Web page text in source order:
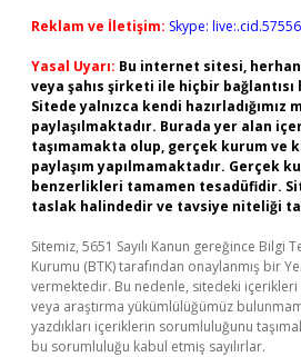
Reklam ve İletişim: Skype:
Yasal Uyarı: Bu internet sitesi,
veya şahıs şirketi ile hiçbir
Sitede yalnızca kendi hazırladığımız
paylaşılmaktadır. Burada yer alan
taşımamakta olup, gerçek kurum ve
paylaşım yapılmamaktadır. Gerçek
benzerlikleri tamamen tesadüfidir.
taslak halindedir ve tavsiye niteliği
Sitemiz, 5651 Sayılı Kanun gereğince Bilgi
Kurumu (BTK) tarafından onaylanmış bir
vermektedir. Bu nedenle, sitedeki
veya araştırma yükümlülüğümüz
yazdıkları içeriklerin sorumluluğunu
bu sorumluluğu kabul etmiş sayılırlar.